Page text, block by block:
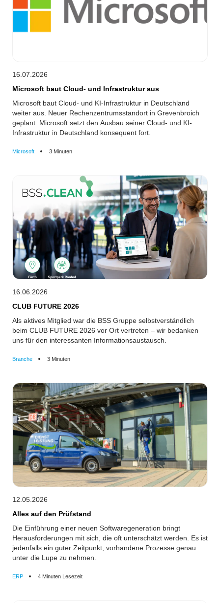
16.07.2026
Microsoft baut Cloud- und Infrastruktur aus
Microsoft baut Cloud- und KI-Infrastruktur in Deutschland
weiter aus. Neuer Rechenzentrumsstandort in Grevenbroich
geplant. Microsoft setzt den Ausbau seiner Cloud- und KI-
Infrastruktur in Deutschland konsequent fort.
Microsoft 3 Minuten
16.06.2026
CLUB FUTURE 2026
Als aktives Mitglied war die BSS Gruppe selbstverständlich
beim CLUB FUTURE 2026 vor Ort vertreten – wir bedanken
uns für den interessanten Informationsaustausch.
Branche 3 Minuten
12.05.2026
Alles auf den Prüfstand
Die Einführung einer neuen Softwaregeneration bringt
Herausforderungen mit sich, die oft unterschätzt werden. Es ist
jedenfalls ein guter Zeitpunkt, vorhandene Prozesse genau
unter die Lupe zu nehmen.
ERP 4 Minuten Lesezeit